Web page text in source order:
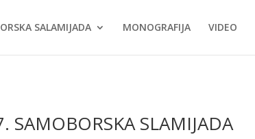
SALAMIJADA MONOGRAFIJA VIDEO
SAMOBORSKA SLAMIJADA